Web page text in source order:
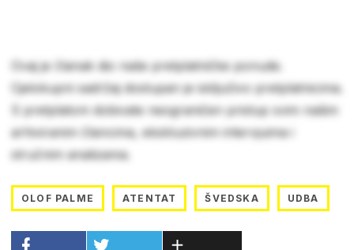
Ovaj je članak dio naše pretplatničke ponude.
Cjelokupni sadržaj dostupan je isključivo pretplatnicima.
S pretplatom dobivate neograničen pristup svim našim
arhiviranim člancima, ekskluzivnim intervjuima i
stručnim analizama.
OLOF PALME ATENTAT ŠVEDSKA UDBA